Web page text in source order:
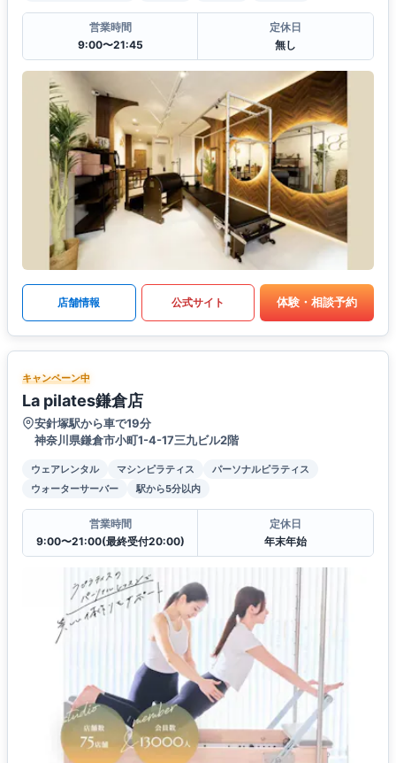
営業時間
9:00〜21:45
定休日
無し
店舗情報 公式サイト 体験・相談予約
キャンペーン中
La pilates鎌倉店
安針塚駅から車で19分
神奈川県鎌倉市小町1-4-17三九ビル2階
ウェアレンタル マシンピラティス
パーソナルピラティス
ウォーターサーバー
駅から5分以内
営業時間
9:00〜21:00(最終受付20:00)
定休日
年末年始